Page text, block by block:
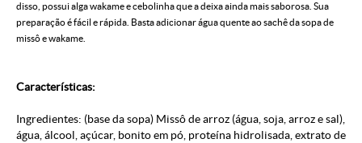
disso, possui alga wakame e cebolinha que a deixa ainda mais saborosa. Sua
preparação é fácil e rápida. Basta adicionar água quente ao sachê da sopa de
missô e wakame.
Características:
Ingredientes: (base da sopa) Missô de arroz (água, soja, arroz e sal),
água, álcool, açúcar, bonito em pó, proteína hidrolisada, extrato de